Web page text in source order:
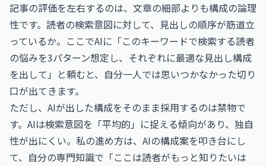
記事の評価を左右するのは、文章の細部よりも構成の論理
性です。読者の検索意図に対して、見出しの順序が筋道立
っているか。ここでAIに「このキーワードで検索する読者
の悩みを3パターン想定し、それぞれに最適な見出し構成
を出して」と頼むと、自分一人では思いつかなかった切り
口が出てきます。
ただし、AIが出した構成をそのまま採用するのは禁物で
す。AIは検索意図を「平均的」に捉える傾向があり、独自
性が出にくい。私の進め方は、AIの構成案を叩き台にし
て、自分の専門知識で「ここは読者がもっと知りたいは